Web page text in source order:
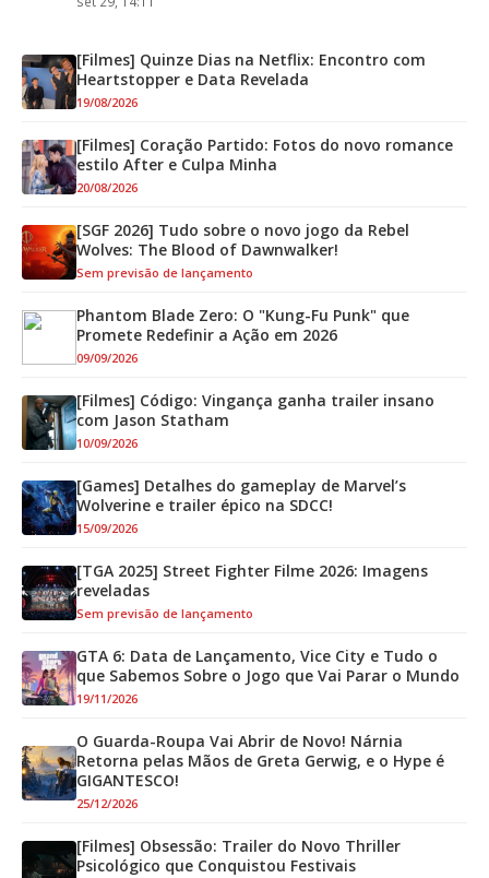
[Filmes] Quinze Dias na Netflix: Encontro com
Heartstopper e Data Revelada
19/08/2026
[Filmes] Coração Partido: Fotos do novo romance
estilo After e Culpa Minha
20/08/2026
[SGF 2026] Tudo sobre o novo jogo da Rebel
Wolves: The Blood of Dawnwalker!
Sem previsão de lançamento
Phantom Blade Zero: O "Kung-Fu Punk" que
Promete Redefinir a Ação em 2026
09/09/2026
[Filmes] Código: Vingança ganha trailer insano
com Jason Statham
10/09/2026
[Games] Detalhes do gameplay de Marvel’s
Wolverine e trailer épico na SDCC!
15/09/2026
[TGA 2025] Street Fighter Filme 2026: Imagens
reveladas
Sem previsão de lançamento
GTA 6: Data de Lançamento, Vice City e Tudo o
que Sabemos Sobre o Jogo que Vai Parar o Mundo
19/11/2026
O Guarda-Roupa Vai Abrir de Novo! Nárnia
Retorna pelas Mãos de Greta Gerwig, e o Hype é
GIGANTESCO!
25/12/2026
[Filmes] Obsessão: Trailer do Novo Thriller
Psicológico que Conquistou Festivais